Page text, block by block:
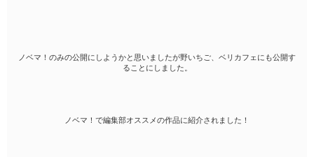
ノベマ！のみの公開にしようかと思いましたが野いちご、ベリカフェにも公開す
ることにしました。
ノベマ！で編集部オススメの作品に紹介されました！